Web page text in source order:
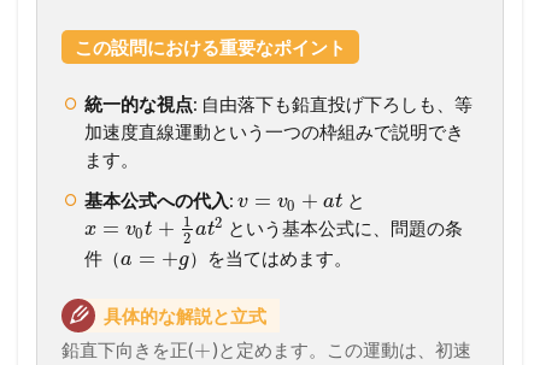
この設問における重要なポイント
統一的な視点: 自由落下も鉛直投げ下ろしも、等
加速度直線運動という一つの枠組みで説明でき
ます。
基本公式への代入: v = v0 + at と
x = v0t +
1
2 at2 という基本公式に、問題の条
件（a = +g）を当てはめます。
具体的な解説と立式
鉛直下向きを正(+)と定めます。この運動は、初速